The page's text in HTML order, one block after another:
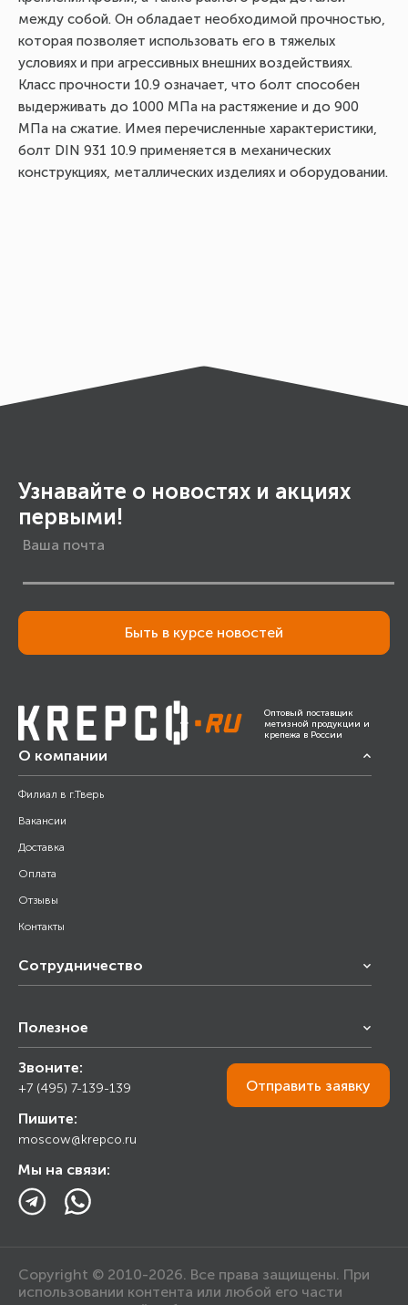
между собой. Он обладает необходимой прочностью,
которая позволяет использовать его в тяжелых
условиях и при агрессивных внешних воздействиях.
Класс прочности 10.9 означает, что болт способен
выдерживать до 1000 МПа на растяжение и до 900
МПа на сжатие. Имея перечисленные характеристики,
болт DIN 931 10.9 применяется в механических
конструкциях, металлических изделиях и оборудовании.
Узнавайте о новостях и акциях
первыми!
Быть в курсе новостей
Оптовый поставщик
метизной продукции и
крепежа в России
О компании
Филиал в г.Тверь
Вакансии
Доставка
Оплата
Отзывы
Контакты
Сотрудничество
Снабжение строительства
Торговым организациям
Полезное
Калькулятор
Прайс лист
Ответы на вопросы
Блог
Звоните:
+7 (495) 7-139-139
Пишите:
moscow@krepco.ru
Мы на связи:
Отправить заявку
Copyright © 2010-2026. Все права защищены. При
использовании контента или любой его части